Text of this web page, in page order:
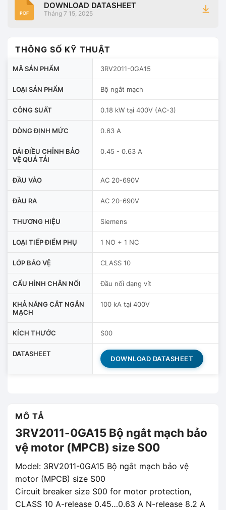
PDF
DOWNLOAD DATASHEET
Tháng 7 15, 2025
THÔNG SỐ KỸ THUẬT
MÃ SẢN PHẨM 3RV2011-0GA15
LOẠI SẢN PHẨM Bộ ngắt mạch
CÔNG SUẤT 0.18 kW tại 400V (AC-3)
DÒNG ĐỊNH MỨC 0.63 A
DẢI ĐIỀU CHỈNH BẢO
VỆ QUÁ TẢI
0.45 - 0.63 A
ĐẦU VÀO AC 20-690V
ĐẦU RA AC 20-690V
THƯƠNG HIỆU Siemens
LOẠI TIẾP ĐIỂM PHỤ 1 NO + 1 NC
LỚP BẢO VỆ CLASS 10
CẤU HÌNH CHÂN NỐI Đầu nối dạng vít
KHẢ NĂNG CẮT NGẮN
MẠCH
100 kA tại 400V
KÍCH THƯỚC S00
DATASHEET
DOWNLOAD DATASHEET
MÔ TẢ
3RV2011-0GA15 Bộ ngắt mạch bảo
vệ motor (MPCB) size S00
Model: 3RV2011-0GA15 Bộ ngắt mạch bảo vệ
motor (MPCB) size S00
Circuit breaker size S00 for motor protection,
CLASS 10 A-release 0.45…0.63 A N-release 8.2 A